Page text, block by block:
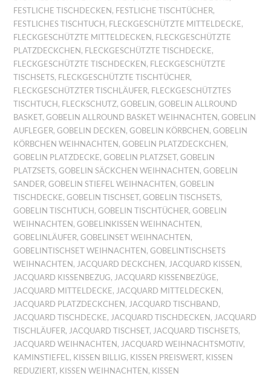
FESTLICHE TISCHDECKEN, FESTLICHE TISCHTÜCHER,
FESTLICHES TISCHTUCH, FLECKGESCHÜTZTE MITTELDECKE,
FLECKGESCHÜTZTE MITTELDECKEN, FLECKGESCHÜTZTE
PLATZDECKCHEN, FLECKGESCHÜTZTE TISCHDECKE,
FLECKGESCHÜTZTE TISCHDECKEN, FLECKGESCHÜTZTE
TISCHSETS, FLECKGESCHÜTZTE TISCHTÜCHER,
FLECKGESCHÜTZTER TISCHLÄUFER, FLECKGESCHÜTZTES
TISCHTUCH, FLECKSCHUTZ,GOBELIN,GOBELIN ALLROUND
BASKET,GOBELIN ALLROUND BASKET WEIHNACHTEN,GOBELIN
AUFLEGER,GOBELIN DECKEN,GOBELIN KÖRBCHEN,GOBELIN
KÖRBCHEN WEIHNACHTEN,GOBELIN PLATZDECKCHEN,
GOBELIN PLATZDECKE,GOBELIN PLATZSET,GOBELIN
PLATZSETS,GOBELIN SÄCKCHEN WEIHNACHTEN,GOBELIN
SANDER,GOBELIN STIEFEL WEIHNACHTEN,GOBELIN
TISCHDECKE,GOBELIN TISCHSET,GOBELIN TISCHSETS,
GOBELIN TISCHTUCH,GOBELIN TISCHTÜCHER,GOBELIN
WEIHNACHTEN,GOBELINKISSEN WEIHNACHTEN,
GOBELINLÄUFER,GOBELINSET WEIHNACHTEN,
GOBELINTISCHSET WEIHNACHTEN,GOBELINTISCHSETS
WEIHNACHTEN, JACQUARD DECKCHEN, JACQUARD KISSEN,
JACQUARD KISSENBEZUG, JACQUARD KISSENBEZÜGE,
JACQUARD MITTELDECKE, JACQUARD MITTELDECKEN,
JACQUARD PLATZDECKCHEN, JACQUARD TISCHBAND,
JACQUARD TISCHDECKE, JACQUARD TISCHDECKEN, JACQUARD
TISCHLÄUFER, JACQUARD TISCHSET, JACQUARD TISCHSETS,
JACQUARD WEIHNACHTEN, JACQUARD WEIHNACHTSMOTIV,
KAMINSTIEFEL , KISSEN BILLIG, KISSEN PREISWERT, KISSEN
REDUZIERT, KISSEN WEIHNACHTEN, KISSEN